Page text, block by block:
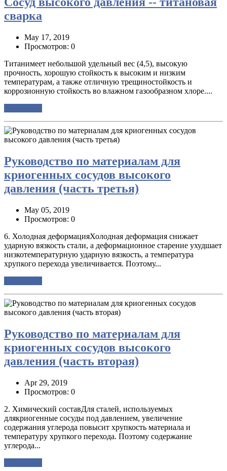
сварка
May 17, 2019
Просмотров: 0
Титанимеет небольшой удельный вес (4,5), высокую
прочность, хорошую стойкость к высоким и низким
температурам, а также отличную трещиностойкость и
коррозионную стойкость во влажном газообразном хлоре....
Руководство по материалам для
криогенных сосудов высокого
давления (часть третья)
May 05, 2019
Просмотров: 0
6. Холодная деформацияХолодная деформация снижает
ударную вязкость стали, а деформационное старение ухудшает
низкотемпературную ударную вязкость, а температура
хрупкого перехода увеличивается. Поэтому...
Руководство по материалам для
криогенных сосудов высокого
давления (часть вторая)
Apr 29, 2019
Просмотров: 0
2. Химический составДля сталей, используемых
длякриогенные сосуды под давлением, увеличение
содержания углерода повысит хрупкость материала и
температуру хрупкого перехода. Поэтому содержание
углерода...